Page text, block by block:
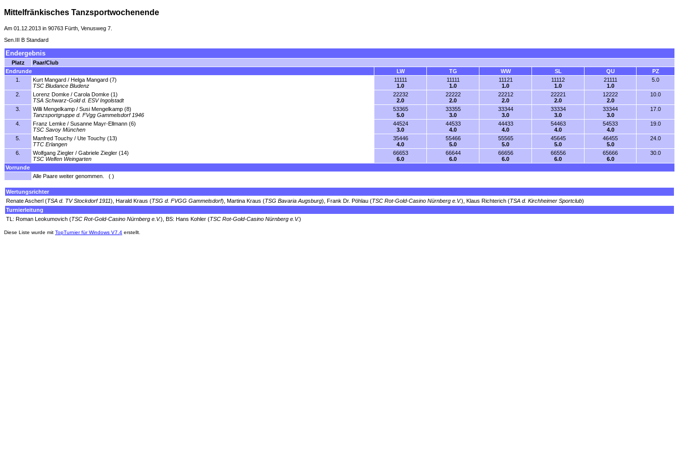
Mittelfränkisches Tanzsportwochenende
Am 01.12.2013 in 90763 Fürth, Venusweg 7.
Sen.III B Standard
Endergebnis
Platz
Paar/Club
Endrunde
LW TG WW SL QU
PZ
1.
Kurt Mangard / Helga Mangard (7)
TSC Bludance Bludenz
11111
1.0
11111
1.0
11121
1.0
11112
1.0
21111
1.0
5.0
2.
Lorenz Domke / Carola Domke (1)
TSA Schwarz-Gold d. ESV Ingolstadt
22232
2.0
22222
2.0
22212
2.0
22221
2.0
12222
2.0
10.0
3.
Willi Mengelkamp / Susi Mengelkamp (8)
Tanzsportgruppe d. FVgg Gammelsdorf 1946
53365
5.0
33355
3.0
33344
3.0
33334
3.0
33344
3.0
17.0
4.
Franz Lemke / Susanne Mayr-Ellmann (6)
TSC Savoy München
44524
3.0
44533
4.0
44433
4.0
54463
4.0
54533
4.0
19.0
5.
Manfred Touchy / Ute Touchy (13)
TTC Erlangen
35446
4.0
55466
5.0
55565
5.0
45645
5.0
46455
5.0
24.0
6.
Wolfgang Ziegler / Gabriele Ziegler (14)
TSC Welfen Weingarten
66653
6.0
66644
6.0
66656
6.0
66556
6.0
65666
6.0
30.0
Vorrunde
Alle Paare weiter genommen. ( )
Wertungsrichter
Renate Ascherl (TSA d. TV Stockdorf 1911), Harald Kraus (TSG d. FVGG Gammelsdorf), Martina Kraus (TSG Bavaria Augsburg), Frank Dr. Pöhlau (TSC Rot-Gold-Casino Nürnberg e.V.), Klaus Richterich (TSA d. Kirchheimer Sportclub)
Turnierleitung
TL: Roman Leokumovich (TSC Rot-Gold-Casino Nürnberg e.V.), BS: Hans Kohler (TSC Rot-Gold-Casino Nürnberg e.V.)
Diese Liste wurde mit TopTurnier für Windows V7.4 erstellt.